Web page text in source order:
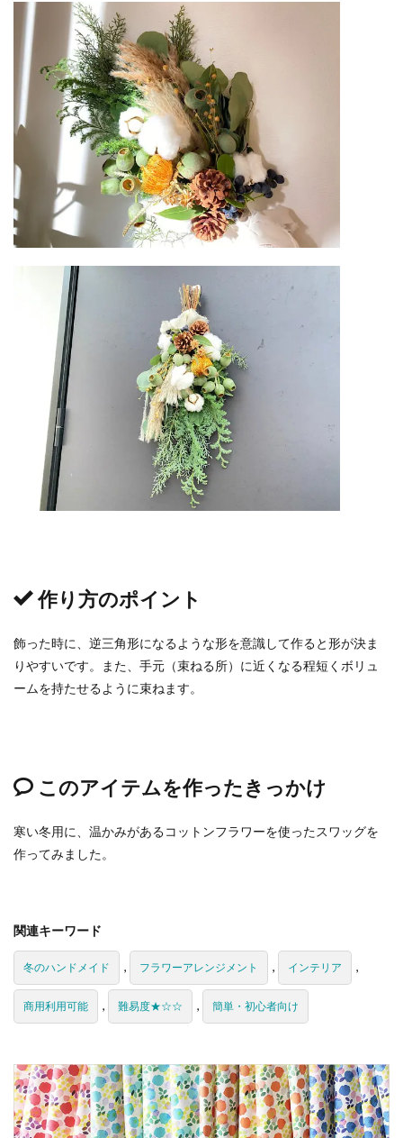
作り方のポイント
飾った時に、逆三角形になるような形を意識して作ると形が決ま
りやすいです。また、手元（束ねる所）に近くなる程短くボリュ
ームを持たせるように束ねます。
このアイテムを作ったきっかけ
寒い冬用に、温かみがあるコットンフラワーを使ったスワッグを
作ってみました。
関連キーワード
冬のハンドメイド , フラワーアレンジメント , インテリア ,
商用利用可能 , 難易度★☆☆ , 簡単・初心者向け